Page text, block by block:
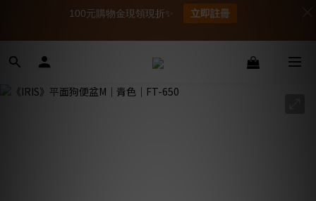
100元購物金現領現折✨ 立即註冊